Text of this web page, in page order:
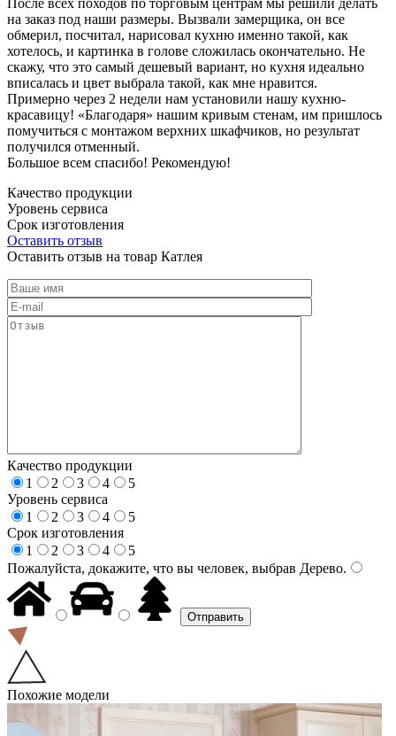
на заказ под наши размеры. Вызвали замерщика, он все
обмерил, посчитал, нарисовал кухню именно такой, как
хотелось, и картинка в голове сложилась окончательно. Не
скажу, что это самый дешевый вариант, но кухня идеально
вписалась и цвет выбрала такой, как мне нравится.
Примерно через 2 недели нам установили нашу кухню-
красавицу! «Благодаря» нашим кривым стенам, им пришлось
помучиться с монтажом верхних шкафчиков, но результат
получился отменный.
Большое всем спасибо! Рекомендую!
Качество продукции
Уровень сервиса
Срок изготовления
Оставить отзыв
Оставить отзыв на товар Катлея
Качество продукции
1
2 3 4
5
Уровень сервиса
1
2 3 4
5
Срок изготовления
1
2 3 4
5
Пожалуйста, докажите, что вы человек, выбрав Дерево.
Похожие модели